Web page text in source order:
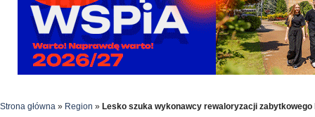
Strona główna » Region » Lesko szuka wykonawcy rewaloryzacji zabytkowego